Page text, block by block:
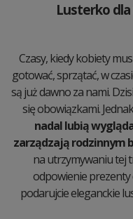
Lusterko
Czasy, kiedy kobiety
gotować, sprzątać, w
są już dawno za nami.
się obowiązkami.
nadal lubią
zarządzają rodzinnym
na utrzymywaniu tej
odpowienie prezenty
podarujcie eleganckie